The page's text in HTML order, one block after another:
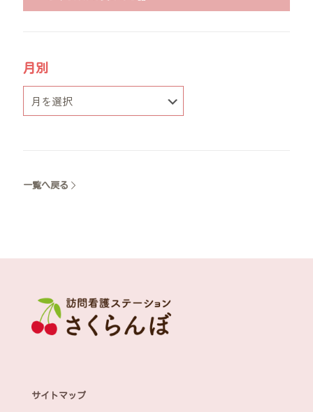
月別
一覧へ戻る
サイトマップ